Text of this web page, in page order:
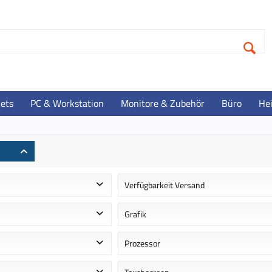
PC & Workstation Monitore & Zubehör Büro
Verfügbarkeit Versand
Auf Lager - Lieferzeit ca. 1-3
Grafik
Intel Iris Xe Grafikkarte
Prozessor